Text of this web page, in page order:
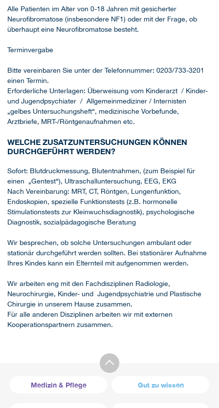
Alle Patienten im Alter von 0-18 Jahren mit gesicherter
Neurofibromatose (insbesondere NF1) oder mit der Frage, ob
überhaupt eine Neurofibromatose besteht.
Terminvergabe
Bitte vereinbaren Sie unter der Telefonnummer: 0203/733-3201
einen Termin.
Erforderliche Unterlagen: Überweisung vom Kinderarzt / Kinder-
und Jugendpsychiater / Allgemeinmediziner / Internisten
„gelbes Untersuchungsheft“, medizinische Vorbefunde,
Arztbriefe, MRT-/Röntgenaufnahmen etc.
WELCHE ZUSATZUNTERSUCHUNGEN KÖNNEN
DURCHGEFÜHRT WERDEN?
Sofort: Blutdruckmessung, Blutentnahmen, (zum Beispiel für
einen „Gentest“), Ultraschalluntersuchung, EEG, EKG
Nach Vereinbarung: MRT, CT, Röntgen, Lungenfunktion,
Endoskopien, spezielle Funktionstests (z.B. hormonelle
Stimulationstests zur Kleinwuchsdiagnostik), psychologische
Diagnostik, sozialpädagogische Beratung
Wir besprechen, ob solche Untersuchungen ambulant oder
stationär durchgeführt werden sollten. Bei stationärer Aufnahme
Ihres Kindes kann ein Elternteil mit aufgenommen werden.
Wir arbeiten eng mit den Fachdisziplinen Radiologie,
Neurochirurgie, Kinder- und Jugendpsychiatrie und Plastische
Chirurgie in unserem Hause zusammen.
Für alle anderen Disziplinen arbeiten wir mit externen
Kooperationspartnern zusammen.
Medizin & Pflege Gut zu wissen